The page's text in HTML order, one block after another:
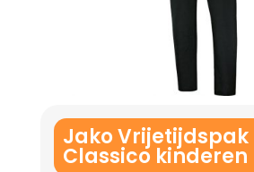
Jako Vrijetijdspak
Classico kinderen